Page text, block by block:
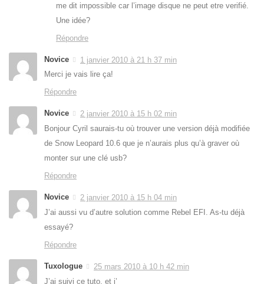
me dit impossible car l’image disque ne peut etre verifié.
Une idée?
Répondre
Novice
1 janvier 2010 à 21 h 37 min
Merci je vais lire ça!
Répondre
Novice
2 janvier 2010 à 15 h 02 min
Bonjour Cyril saurais-tu où trouver une version déjà modifiée
de Snow Leopard 10.6 que je n’aurais plus qu’à graver où
monter sur une clé usb?
Répondre
Novice
2 janvier 2010 à 15 h 04 min
J’ai aussi vu d’autre solution comme Rebel EFI. As-tu déjà
essayé?
Répondre
Tuxologue
25 mars 2010 à 10 h 42 min
J’ai suivi ce tuto, et j’